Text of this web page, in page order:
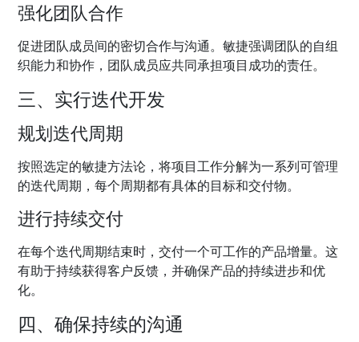
强化团队合作
促进团队成员间的密切合作与沟通。敏捷强调团队的自组
织能力和协作，团队成员应共同承担项目成功的责任。
三、实行迭代开发
规划迭代周期
按照选定的敏捷方法论，将项目工作分解为一系列可管理
的迭代周期，每个周期都有具体的目标和交付物。
进行持续交付
在每个迭代周期结束时，交付一个可工作的产品增量。这
有助于持续获得客户反馈，并确保产品的持续进步和优
化。
四、确保持续的沟通